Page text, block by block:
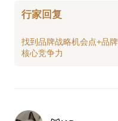
获300万销售业绩。
特丽达双光LED灯，
洪七公串串品牌定位
行家回复
找到品牌战略机会点+品